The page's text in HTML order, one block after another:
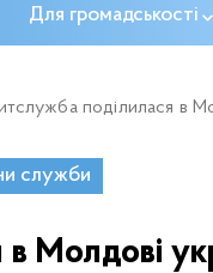
Для громадськості
поділилася в
служби
Молдові